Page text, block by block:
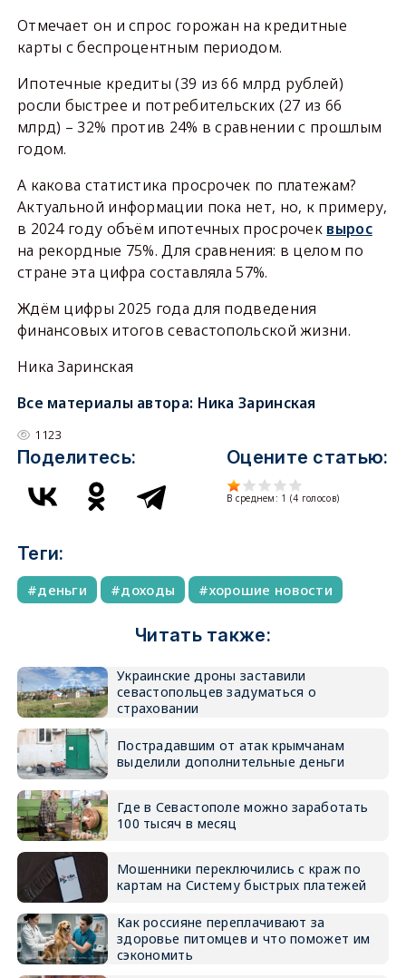
Отмечает он и спрос горожан на кредитные
карты с беспроцентным периодом.
Ипотечные кредиты (39 из 66 млрд рублей)
росли быстрее и потребительских (27 из 66
млрд) – 32% против 24% в сравнении с прошлым
годом.
А какова статистика просрочек по платежам?
Актуальной информации пока нет, но, к примеру,
в 2024 году объём ипотечных просрочек вырос
на рекордные 75%. Для сравнения: в целом по
стране эта цифра составляла 57%.
Ждём цифры 2025 года для подведения
финансовых итогов севастопольской жизни.
Ника Заринская
Все материалы автора: Ника Заринская
1123
Поделитесь: Оцените статью:
В среднем: 1 (4 голосов)
Теги:
деньги доходы хорошие новости
Читать также:
Украинские дроны заставили
севастопольцев задуматься о
страховании
Пострадавшим от атак крымчанам
выделили дополнительные деньги
Где в Севастополе можно заработать
100 тысяч в месяц
Мошенники переключились с краж по
картам на Систему быстрых платежей
Как россияне переплачивают за
здоровье питомцев и что поможет им
сэкономить